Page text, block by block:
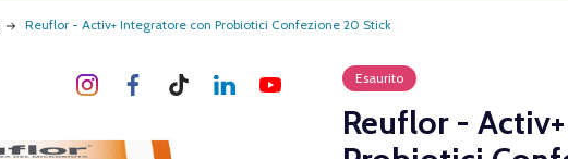
Reuflor - Activ+ Integratore con Probiotici Confezione 20 Stick
Esaurito
Reuflor -